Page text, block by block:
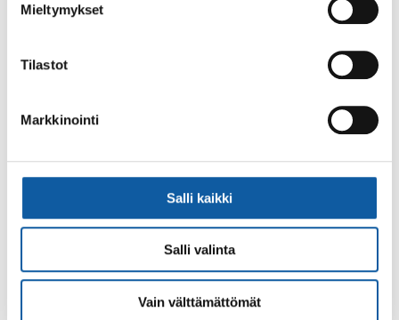
Mieltymykset
Tilastot
Markkinointi
Salli kaikki
Salli valinta
Vain välttämättömät
LinkedIn
Turun työllisyysalueella on lisäksi käytössä yhteinen
tapahtumakalenteri